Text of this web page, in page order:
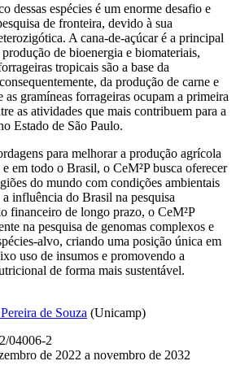
dessas espécies é um enorme desafio e
de fronteira, devido à sua
A cana-de-açúcar é a principal
de bioenergia e biomateriais,
tropicais são a base da
da produção de carne e
as gramíneas forrageiras ocupam a primeira
as atividades que mais contribuem para a
Estado de São Paulo.
para melhorar a produção agrícola
em todo o Brasil, o CeM²P busca oferecer
do mundo com condições ambientais
influência do Brasil na pesquisa
financeiro de longo prazo, o CeM²P
na pesquisa de genomas complexos e
alvo, criando uma posição única em
uso de insumos e promovendo a
de forma mais sustentável.
de Souza (Unicamp)
04006-2
de 2022 a novembro de 2032